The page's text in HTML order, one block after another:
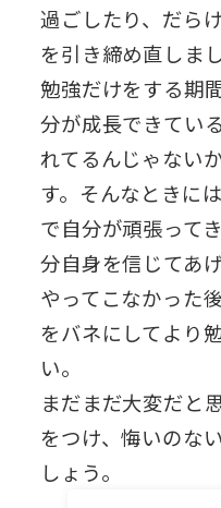
過ごしたり、だら
を引き締め直しま
勉強だけをする期
分が成長できてい
れてるんじゃない
す。そんなときに
で自分が頑張って
分自身を信じてあ
やってこなかった
をバネにしてより
い。
まだまだ大変だと
をつけ、悔いのな
しょう。